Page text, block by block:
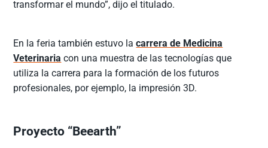
transformar el mundo”, dijo el titulado.
En la feria también estuvo lacarrera de Medicina
Veterinaria con una muestra de las tecnologías que
utiliza la carrera para la formación de los futuros
profesionales, por ejemplo, la impresión 3D.
Proyecto “Beearth”